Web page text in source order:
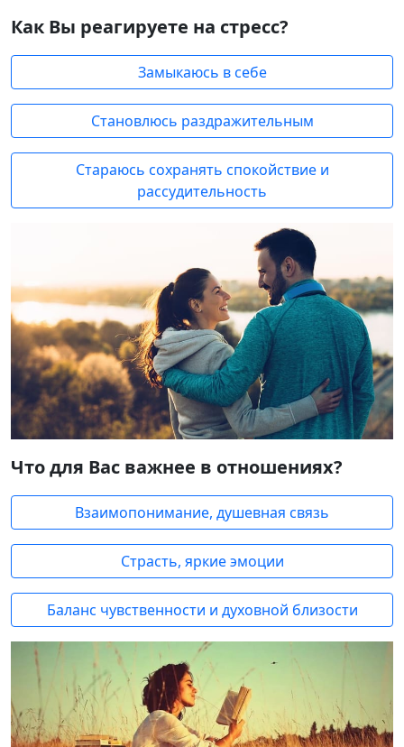
Как Вы реагируете на стресс?
Замыкаюсь в себе
Становлюсь раздражительным
Стараюсь сохранять спокойствие и
рассудительность
Что для Вас важнее в отношениях?
Взаимопонимание, душевная связь
Страсть, яркие эмоции
Баланс чувственности и духовной близости